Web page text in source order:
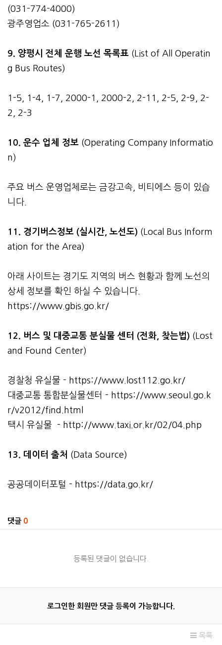
(031-774-4000)
광주영업소 (031-765-2611)
9. 양평시 전체 운행 노선 목록표 (List of All Operatin
g Bus Routes)
1-5, 1-4, 1-7, 2000-1, 2000-2, 2-11, 2-5, 2-9, 2-
2, 2-3
10. 운수 업체 정보 (Operating Company Informatio
n)
주요 버스 운영업체로는 금강고속, 비티에스 등이 있습
니다.
11. 경기버스정보 (실시간, 노선도) (Local Bus Inform
ation for the Area)
아래 사이트는 경기도 지역의 버스 현황과 함께 노선의
상세 정보를 확인 하실 수 있습니다.
https://www.gbis.go.kr/
12. 버스 및 대중교통 분실물 센터 (전화, 찾는법) (Lost
and Found Center)
경찰청 유실물 - https://www.lost112.go.kr/
대중교통 통합분실물센터 - https://www.seoul.go.k
r/v2012/find.html
택시 유실물 - http://www.taxi.or.kr/02/04.php
13. 데이터 출처 (Data Source)
공공데이터포털 - https://data.go.kr/
댓글 0
등록된 댓글이 없습니다.
로그인한 회원만 댓글 등록이 가능합니다.
목록